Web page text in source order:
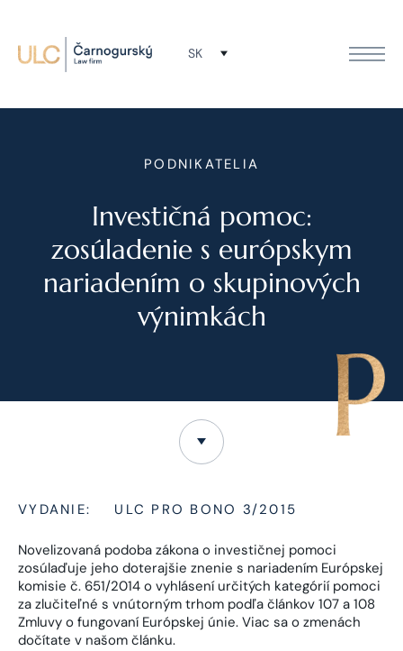
SK
PODNIKATELIA
Investičná pomoc:
zosúladenie s európskym
nariadením o skupinových
výnimkách
VYDANIE: ULC PRO BONO 3/2015
Novelizovaná podoba zákona o investičnej pomoci
zosúlaďuje jeho doterajšie znenie s nariadením Európskej
komisie č. 651/2014 o vyhlásení určitých kategórií pomoci
za zlučiteľné s vnútorným trhom podľa článkov 107 a 108
Zmluvy o fungovaní Európskej únie. Viac sa o zmenách
dočítate v našom článku.